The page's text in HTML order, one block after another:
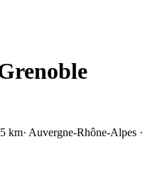
km· Auvergne-Rhône-Alpes ·